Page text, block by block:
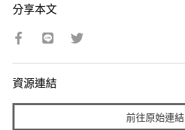
分享本文
資源連結
前往原始連結